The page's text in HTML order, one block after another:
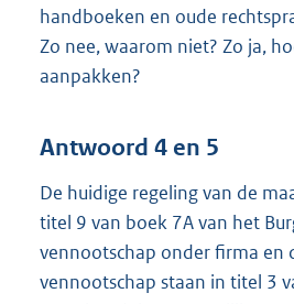
handboeken en oude
Zo nee, waarom niet? Zo ja,
aanpakken?
Antwoord 4 en 5
De huidige regeling van de
titel 9 van boek 7A van het
vennootschap onder firma en
vennootschap staan in titel 3